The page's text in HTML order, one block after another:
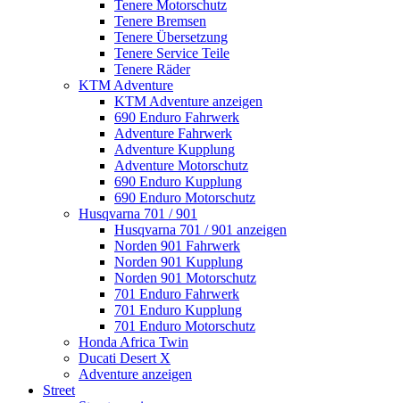
Tenere Motorschutz
Tenere Bremsen
Tenere Übersetzung
Tenere Service Teile
Tenere Räder
KTM Adventure
KTM Adventure anzeigen
690 Enduro Fahrwerk
Adventure Fahrwerk
Adventure Kupplung
Adventure Motorschutz
690 Enduro Kupplung
690 Enduro Motorschutz
Husqvarna 701 / 901
Husqvarna 701 / 901 anzeigen
Norden 901 Fahrwerk
Norden 901 Kupplung
Norden 901 Motorschutz
701 Enduro Fahrwerk
701 Enduro Kupplung
701 Enduro Motorschutz
Honda Africa Twin
Ducati Desert X
Adventure anzeigen
Street